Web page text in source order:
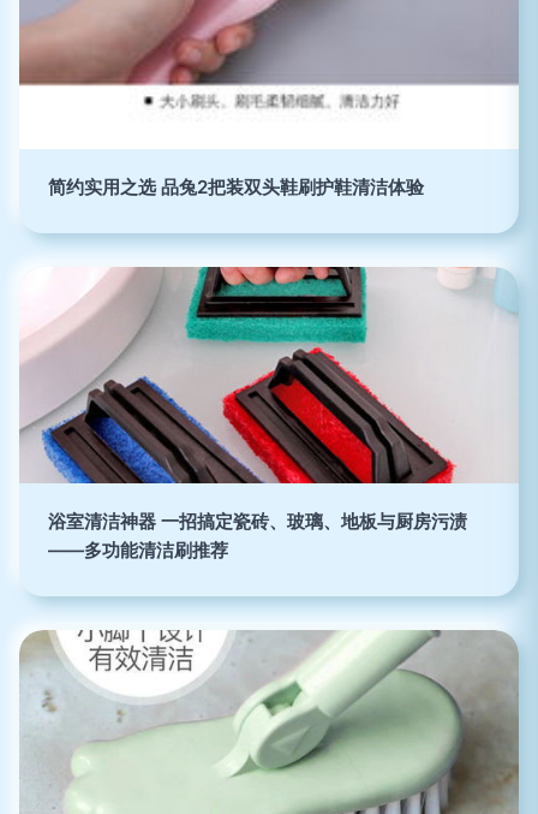
简约实用之选 品兔2把装双头鞋刷护鞋清洁体验
浴室清洁神器 一招搞定瓷砖、玻璃、地板与厨房污渍
——多功能清洁刷推荐